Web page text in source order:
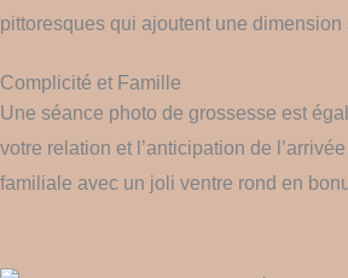
pittoresques qui ajoutent une
Complicité et Famille
Une séance photo de grossesse est
votre relation et l’anticipation de
familiale avec un joli ventre rond en